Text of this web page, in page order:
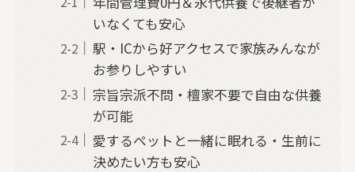
いなくても安心
駅・ICから好アクセスで家族みんなが
お参りしやすい
宗旨宗派不問・檀家不要で自由な供養
が可能
愛するペットと一緒に眠れる・生前に
決めたい方も安心